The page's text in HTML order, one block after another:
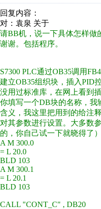
回复内容：
对：袁泉 关于
请BB机，说一下具体怎样做
谢谢。包括程序。
S7300 PLC通过OB35调用
建立OB35组织块，插入PID
没用过标准库，在网上看到
你填写一个DB块的名称，我
含义，我这里把用到的给注
对其参数进行设置。大多数
的，你自己试一下就晓得了）
A M 300.0
= L 20.0
BLD 103
A M 300.1
= L 20.1
BLD 103
CALL "CONT_C" , DB20